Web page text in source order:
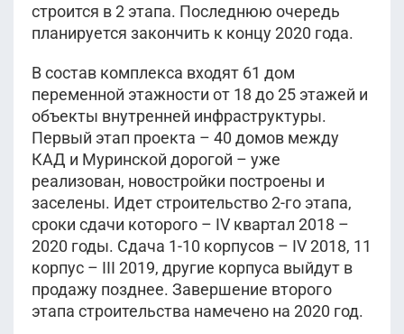
строится в 2 этапа. Последнюю очередь
планируется закончить к концу 2020 года.
В состав комплекса входят 61 дом
переменной этажности от 18 до 25 этажей и
объекты внутренней инфраструктуры.
Первый этап проекта – 40 домов между
КАД и Муринской дорогой – уже
реализован, новостройки построены и
заселены. Идет строительство 2-го этапа,
сроки сдачи которого – IV квартал 2018 –
2020 годы. Сдача 1-10 корпусов – IV 2018, 11
корпус – III 2019, другие корпуса выйдут в
продажу позднее. Завершение второго
этапа строительства намечено на 2020 год.